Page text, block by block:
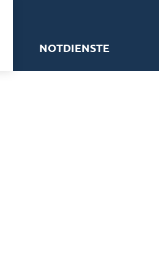
NOTDIENSTE